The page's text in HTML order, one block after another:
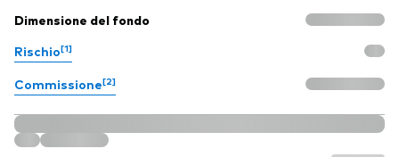
Dimensione del fondo
Rischio[1]
Commissione[2]